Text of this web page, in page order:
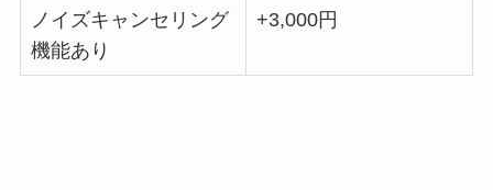
ノイズキャンセリング
機能あり
+3,000円